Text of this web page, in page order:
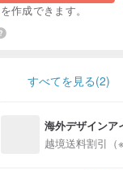
を作成できます。
すべてを見る(2)
海外デザインア
入
越境送料割引（